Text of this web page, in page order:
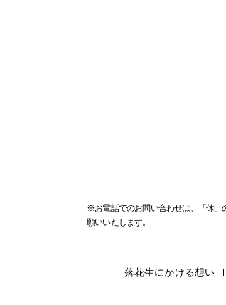
※お電話でのお問い合わせは、「休」
願いいたします。
落花生にかける想い